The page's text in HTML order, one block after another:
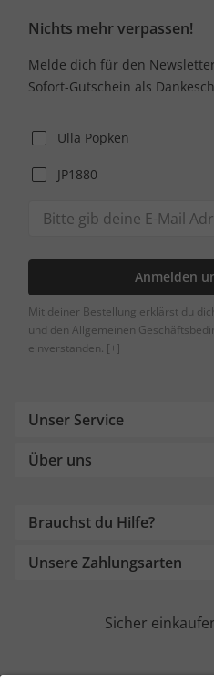
Nichts mehr verpassen!
Melde dich für den
Sofort-Gutschein als
Ulla Popken
JP1880
Anmelden
Mit deiner Bestellung erklärst du
und den Allgemeinen
einverstanden. [+]
Unser Service
Über uns
Brauchst du Hilfe?
Unsere Zahlungsarten
Sicher